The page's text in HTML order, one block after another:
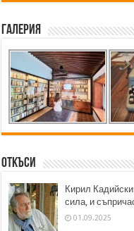
Галерия
Откъси
Кирил
сила, и
01.09.2025